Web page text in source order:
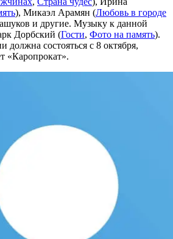
), Микаэл Арамян (Любовь в городе
и другие. Музыку к данной
Дорбский (Гости, Фото на память).
должна состояться с 8 октября,
«Каропрокат».